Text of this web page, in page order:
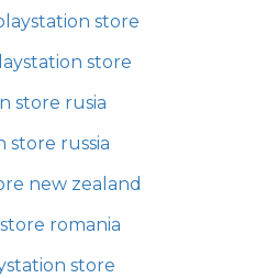
store
store
store rusia
store russia
new zealand
romania
store